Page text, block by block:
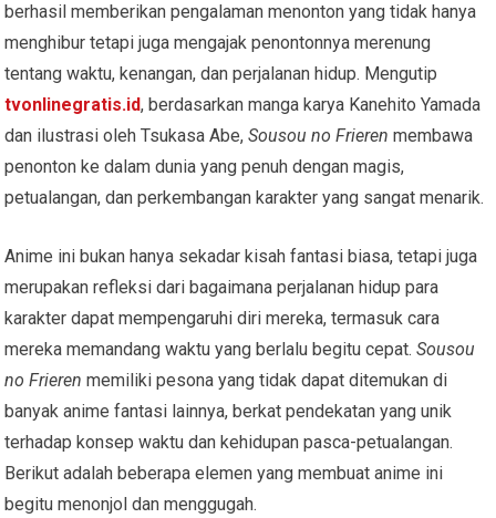
berhasil memberikan pengalaman menonton yang tidak hanya
menghibur tetapi juga mengajak penontonnya merenung
tentang waktu, kenangan, dan perjalanan hidup. Mengutip
tvonlinegratis.id, berdasarkan manga karya Kanehito Yamada
dan ilustrasi oleh Tsukasa Abe,Sousou no Frieren membawa
penonton ke dalam dunia yang penuh dengan magis,
petualangan, dan perkembangan karakter yang sangat menarik.
Anime ini bukan hanya sekadar kisah fantasi biasa, tetapi juga
merupakan refleksi dari bagaimana perjalanan hidup para
karakter dapat mempengaruhi diri mereka, termasuk cara
mereka memandang waktu yang berlalu begitu cepat.Sousou
no Frieren memiliki pesona yang tidak dapat ditemukan di
banyak anime fantasi lainnya, berkat pendekatan yang unik
terhadap konsep waktu dan kehidupan pasca-petualangan.
Berikut adalah beberapa elemen yang membuat anime ini
begitu menonjol dan menggugah.